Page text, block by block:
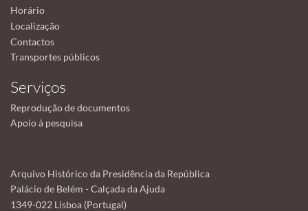
Horário
Localização
Contactos
Transportes públicos
Serviços
Reprodução de documentos
Apoio à pesquisa
Arquivo Histórico da Presidência da República
Palácio de Belém - Calçada da Ajuda
1349-022 Lisboa (Portugal)